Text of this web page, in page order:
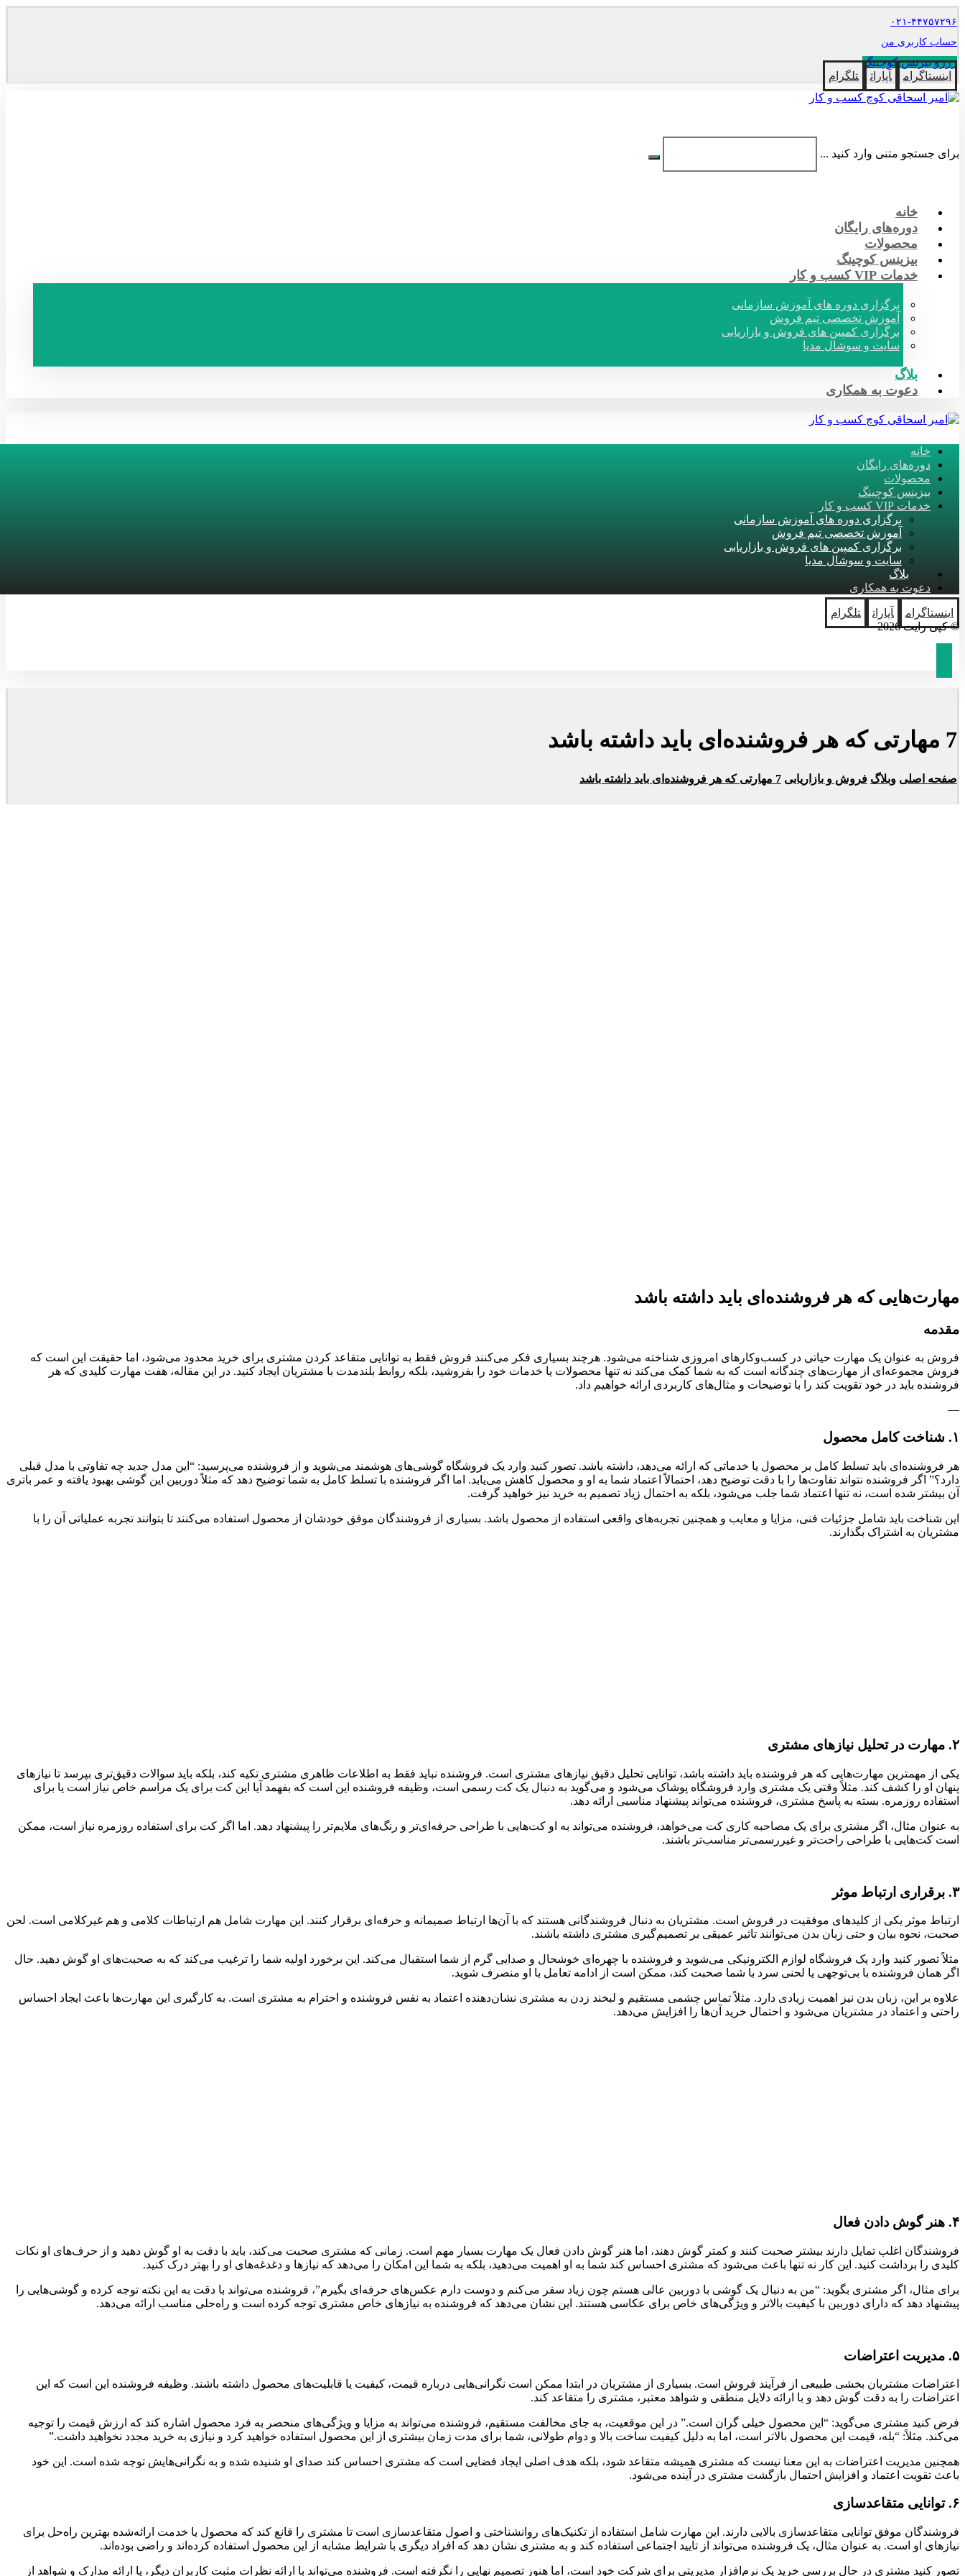
۰۲۱-۴۴۷۵۷۲۹۶
حساب کاربری من
رزرو بیزنس کوچینگ
اینستاگرام
آپارات تلگرام
برای جستجو متنی وارد کنید ...
خانه
دوره‌های رایگان
محصولات
بیزینس کوچینگ
خدمات VIP کسب و کار
برگزاری دوره های آموزش سازمانی
آموزش تخصصی تیم فروش
برگزاری کمپین های فروش و بازاریابی
سایت و سوشال مدیا
بلاگ
دعوت به همکاری
خانه
دوره‌های رایگان
محصولات
بیزینس کوچینگ
خدمات VIP کسب و کار
برگزاری دوره های آموزش سازمانی
آموزش تخصصی تیم فروش
برگزاری کمپین های فروش و بازاریابی
سایت و سوشال مدیا
بلاگ
دعوت به همکاری
اینستاگرام آپارات
تلگرام
© کپی رایت 2026
7 مهارتی که هر فروشنده‌ای باید داشته باشد
صفحه اصلی وبلاگ فروش و بازاریابی 7 مهارتی که هر فروشنده‌ای باید داشته باشد
مهارت‌هایی که هر فروشنده‌ای باید داشته باشد
مقدمه
فروش به عنوان یک مهارت حیاتی در کسب‌وکارهای امروزی شناخته می‌شود. هرچند بسیاری فکر می‌کنند فروش فقط به توانایی متقاعد کردن مشتری برای خرید محدود می‌شود، اما حقیقت این است که
فروش مجموعه‌ای از مهارت‌های چندگانه است که به شما کمک می‌کند نه تنها محصولات یا خدمات خود را بفروشید، بلکه روابط بلندمدت با مشتریان ایجاد کنید. در این مقاله، هفت مهارت کلیدی که هر
فروشنده باید در خود تقویت کند را با توضیحات و مثال‌های کاربردی ارائه خواهیم داد.
—
۱. شناخت کامل محصول
هر فروشنده‌ای باید تسلط کامل بر محصول یا خدماتی که ارائه می‌دهد، داشته باشد. تصور کنید وارد یک فروشگاه گوشی‌های هوشمند می‌شوید و از فروشنده می‌پرسید: “این مدل جدید چه تفاوتی با مدل قبلی
دارد؟” اگر فروشنده نتواند تفاوت‌ها را با دقت توضیح دهد، احتمالاً اعتماد شما به او و محصول کاهش می‌یابد. اما اگر فروشنده با تسلط کامل به شما توضیح دهد که مثلاً دوربین این گوشی بهبود یافته و عمر باتری
آن بیشتر شده است، نه تنها اعتماد شما جلب می‌شود، بلکه به احتمال زیاد تصمیم به خرید نیز خواهید گرفت.
این شناخت باید شامل جزئیات فنی، مزایا و معایب و همچنین تجربه‌های واقعی استفاده از محصول باشد. بسیاری از فروشندگان موفق خودشان از محصول استفاده می‌کنند تا بتوانند تجربه عملیاتی آن را با
مشتریان به اشتراک بگذارند.
۲. مهارت در تحلیل نیازهای مشتری
یکی از مهمترین مهارت‌هایی که هر فروشنده باید داشته باشد، توانایی تحلیل دقیق نیازهای مشتری است. فروشنده نباید فقط به اطلاعات ظاهری مشتری تکیه کند، بلکه باید سوالات دقیق‌تری بپرسد تا نیازهای
پنهان او را کشف کند. مثلاً وقتی یک مشتری وارد فروشگاه پوشاک می‌شود و می‌گوید به دنبال یک کت رسمی است، وظیفه فروشنده این است که بفهمد آیا این کت برای یک مراسم خاص نیاز است یا برای
استفاده روزمره. بسته به پاسخ مشتری، فروشنده می‌تواند پیشنهاد مناسبی ارائه دهد.
به عنوان مثال، اگر مشتری برای یک مصاحبه کاری کت می‌خواهد، فروشنده می‌تواند به او کت‌هایی با طراحی حرفه‌ای‌تر و رنگ‌های ملایم‌تر را پیشنهاد دهد. اما اگر کت برای استفاده روزمره نیاز است، ممکن
است کت‌هایی با طراحی راحت‌تر و غیررسمی‌تر مناسب‌تر باشند.
۳. برقراری ارتباط موثر
ارتباط موثر یکی از کلیدهای موفقیت در فروش است. مشتریان به دنبال فروشندگانی هستند که با آن‌ها ارتباط صمیمانه و حرفه‌ای برقرار کنند. این مهارت شامل هم ارتباطات کلامی و هم غیرکلامی است. لحن
صحبت، نحوه بیان و حتی زبان بدن می‌توانند تاثیر عمیقی بر تصمیم‌گیری مشتری داشته باشند.
مثلاً تصور کنید وارد یک فروشگاه لوازم الکترونیکی می‌شوید و فروشنده با چهره‌ای خوشحال و صدایی گرم از شما استقبال می‌کند. این برخورد اولیه شما را ترغیب می‌کند که به صحبت‌های او گوش دهید. حال
اگر همان فروشنده با بی‌توجهی یا لحنی سرد با شما صحبت کند، ممکن است از ادامه تعامل با او منصرف شوید.
علاوه بر این، زبان بدن نیز اهمیت زیادی دارد. مثلاً تماس چشمی مستقیم و لبخند زدن به مشتری نشان‌دهنده اعتماد به نفس فروشنده و احترام به مشتری است. به کارگیری این مهارت‌ها باعث ایجاد احساس
راحتی و اعتماد در مشتریان می‌شود و احتمال خرید آن‌ها را افزایش می‌دهد.
۴. هنر گوش دادن فعال
فروشندگان اغلب تمایل دارند بیشتر صحبت کنند و کمتر گوش دهند، اما هنر گوش دادن فعال یک مهارت بسیار مهم است. زمانی که مشتری صحبت می‌کند، باید با دقت به او گوش دهید و از حرف‌های او نکات
کلیدی را برداشت کنید. این کار نه تنها باعث می‌شود که مشتری احساس کند شما به او اهمیت می‌دهید، بلکه به شما این امکان را می‌دهد که نیازها و دغدغه‌های او را بهتر درک کنید.
برای مثال، اگر مشتری بگوید: “من به دنبال یک گوشی با دوربین عالی هستم چون زیاد سفر می‌کنم و دوست دارم عکس‌های حرفه‌ای بگیرم”، فروشنده می‌تواند با دقت به این نکته توجه کرده و گوشی‌هایی را
پیشنهاد دهد که دارای دوربین با کیفیت بالاتر و ویژگی‌های خاص برای عکاسی هستند. این نشان می‌دهد که فروشنده به نیازهای خاص مشتری توجه کرده است و راه‌حلی مناسب ارائه می‌دهد.
۵. مدیریت اعتراضات
اعتراضات مشتریان بخشی طبیعی از فرآیند فروش است. بسیاری از مشتریان در ابتدا ممکن است نگرانی‌هایی درباره قیمت، کیفیت یا قابلیت‌های محصول داشته باشند. وظیفه فروشنده این است که این
اعتراضات را به دقت گوش دهد و با ارائه دلایل منطقی و شواهد معتبر، مشتری را متقاعد کند.
فرض کنید مشتری می‌گوید: “این محصول خیلی گران است.” در این موقعیت، به جای مخالفت مستقیم، فروشنده می‌تواند به مزایا و ویژگی‌های منحصر به فرد محصول اشاره کند که ارزش قیمت را توجیه
می‌کند. مثلاً: “بله، قیمت این محصول بالاتر است، اما به دلیل کیفیت ساخت بالا و دوام طولانی، شما برای مدت زمان بیشتری از این محصول استفاده خواهید کرد و نیازی به خرید مجدد نخواهید داشت.”
همچنین مدیریت اعتراضات به این معنا نیست که مشتری همیشه متقاعد شود، بلکه هدف اصلی ایجاد فضایی است که مشتری احساس کند صدای او شنیده شده و به نگرانی‌هایش توجه شده است. این خود
باعث تقویت اعتماد و افزایش احتمال بازگشت مشتری در آینده می‌شود.
۶. توانایی متقاعدسازی
فروشندگان موفق توانایی متقاعدسازی بالایی دارند. این مهارت شامل استفاده از تکنیک‌های روانشناختی و اصول متقاعدسازی است تا مشتری را قانع کند که محصول یا خدمت ارائه‌شده بهترین راه‌حل برای
نیازهای او است. به عنوان مثال، یک فروشنده می‌تواند از تایید اجتماعی استفاده کند و به مشتری نشان دهد که افراد دیگری با شرایط مشابه از این محصول استفاده کرده‌اند و راضی بوده‌اند.
تصور کنید مشتری در حال بررسی خرید یک نرم‌افزار مدیریتی برای شرکت خود است، اما هنوز تصمیم نهایی را نگرفته است. فروشنده می‌تواند با ارائه نظرات مثبت کاربران دیگر، یا ارائه مدارک و شواهد از